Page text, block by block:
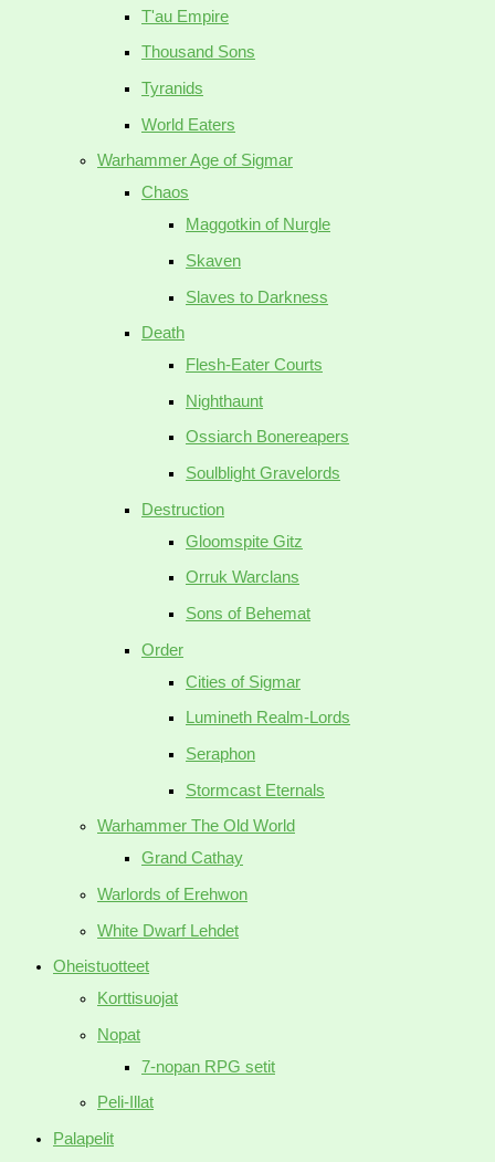
T'au Empire
Thousand Sons
Tyranids
World Eaters
Warhammer Age of Sigmar
Chaos
Maggotkin of Nurgle
Skaven
Slaves to Darkness
Death
Flesh-Eater Courts
Nighthaunt
Ossiarch Bonereapers
Soulblight Gravelords
Destruction
Gloomspite Gitz
Orruk Warclans
Sons of Behemat
Order
Cities of Sigmar
Lumineth Realm-Lords
Seraphon
Stormcast Eternals
Warhammer The Old World
Grand Cathay
Warlords of Erehwon
White Dwarf Lehdet
Oheistuotteet
Korttisuojat
Nopat
7-nopan RPG setit
Peli-Illat
Palapelit